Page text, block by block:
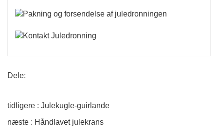
Dele:
tidligere : Julekugle-guirlande
næste : Håndlavet julekrans